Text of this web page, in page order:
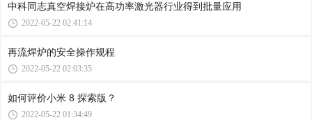
中科同志真空焊接炉在高功率激光器行业得到批量应用
2022-05-22 02:41:14
再流焊炉的安全操作规程
2022-05-22 02:03:35
如何评价小米 8 探索版？
2022-05-22 01:34:49